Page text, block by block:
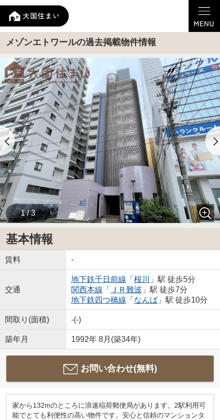
メゾンエトワールの過去掲載物件情報
1 / 3
基本情報
賃料 -
交通
地下鉄千日前線 「 桜川
」駅 徒歩5分
関西本線 「 ＪＲ難波 」駅 徒歩7分
地下鉄四つ橋線 「 なんば」駅 徒歩10分
間取り(面積) -(-)
築年月 1992年 8月(築34年)
お問い合わせ(無料)
家から132mのところに浪速稲荷郵便局があります。2駅利用可
能でとても利便性の高い物件です。安心と信頼のマンションタ